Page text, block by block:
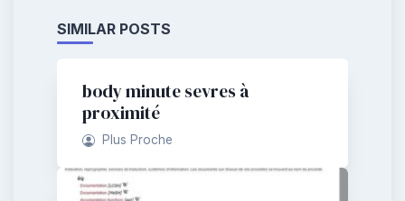
SIMILAR POSTS
body minute sevres à
proximité
Plus Proche